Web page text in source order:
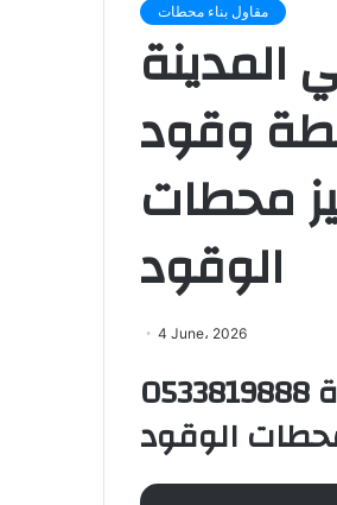
مقاول بناء محطات
بناء محطة وقود
محطات
الوقود
4 June، 2026
مقاول بناء محطات وقود في المدينة المنورة 0533819888
الوقود